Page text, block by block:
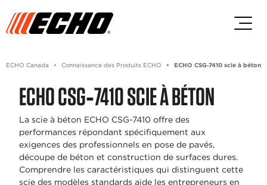
ECHO Canada Connaissance des Produits ECHO ECHO CSG‑7410 scie à béton
ECHO CSG‑7410 SCIE À BÉTON
La scie à béton ECHO CSG-7410 offre des
performances répondant spécifiquement aux
exigences des professionnels en pose de pavés,
découpe de béton et construction de surfaces dures.
Comprendre les caractéristiques qui distinguent cette
scie des modèles standards aide les entrepreneurs en